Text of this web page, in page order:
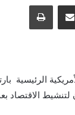
مشاركة عبر البريد طباعة
الرئيسية
الاقتصاد